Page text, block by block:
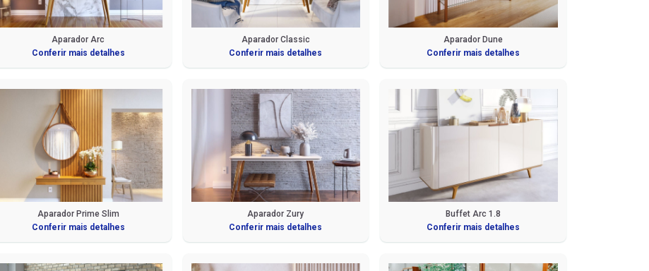
Sofá Automatizado
Aparador Arc
Conferir mais detalhes
Aparador Classic
Conferir mais detalhes
Aparador Dune
Conferir mais detalhes
Aparador Prime Slim
Conferir mais detalhes
Aparador Zury
Conferir mais detalhes
Buffet Arc 1.8
Conferir mais detalhes